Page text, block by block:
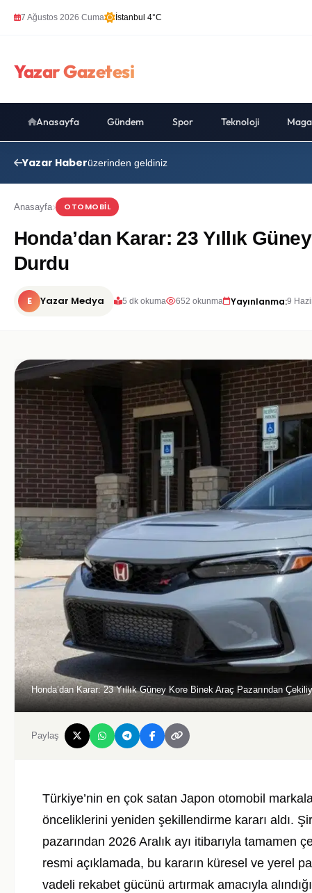
7 Ağustos 2026 Cuma İstanbul 4°C
Yazar Gazetesi
Anasayfa Gündem Spor Teknoloji
Yazar Haberüzerinden geldiniz
Anasayfa OTOMOBIL
Honda’dan Karar: 23 Yıllık
Durdu
E Yazar Medya 5 dk okuma 652 okunma Yayınlanma:9
Honda’dan Karar: 23 Yıllık Güney Kore Binek Araç Pazarından
Paylaş
Türkiye’nin en çok satan Japon otomobil
önceliklerini yeniden şekillendirme kararı aldı.
pazarından 2026 Aralık ayı itibarıyla tamamen
resmi açıklamada, bu kararın küresel ve yerel
vadeli rekabet gücünü artırmak amacıyla